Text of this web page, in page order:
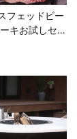
フェッドビー
キお試しセッ
ス付き ＊軽
イ]